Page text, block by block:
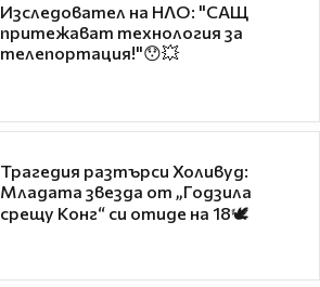
Изследовател на НЛО: "САЩ
притежават технология за
телепортация!"😯💥
Трагедия разтърси Холивуд:
Младата звезда от „Годзила
срещу Конг“ си отиде на 18🕊️